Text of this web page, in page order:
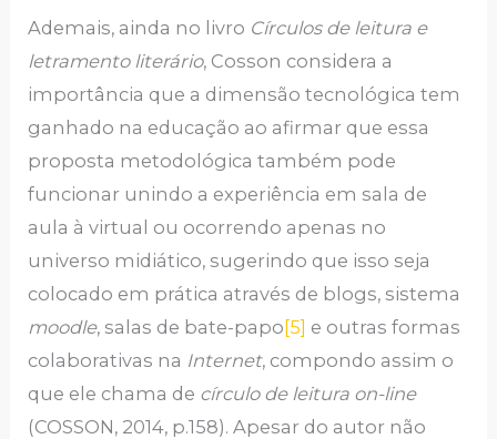
Ademais, ainda no livro Círculos de leitura e
letramento literário, Cosson considera a
importância que a dimensão tecnológica tem
ganhado na educação ao afirmar que essa
proposta metodológica também pode
funcionar unindo a experiência em sala de
aula à virtual ou ocorrendo apenas no
universo midiático, sugerindo que isso seja
colocado em prática através de blogs, sistema
moodle, salas de bate-papo[5] e outras formas
colaborativas na Internet, compondo assim o
que ele chama de círculo de leitura on-line
(COSSON, 2014, p.158). Apesar do autor não